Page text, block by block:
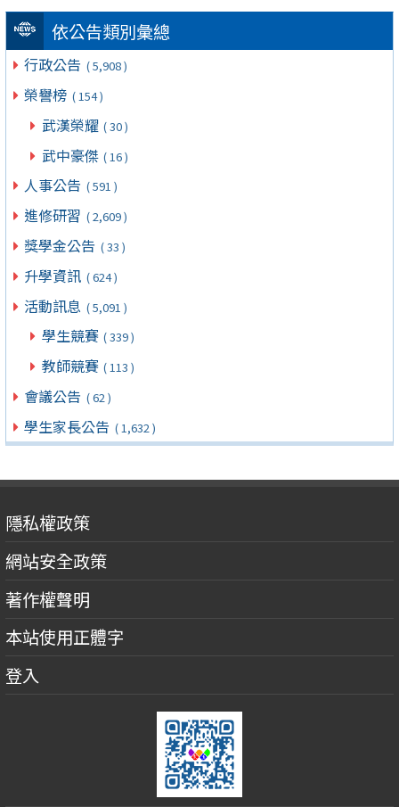
依公告類別彙總
行政公告 ( 5,908 )
榮譽榜 ( 154 )
武漢榮耀 ( 30 )
武中豪傑 ( 16 )
人事公告 ( 591 )
進修研習 ( 2,609 )
獎學金公告 ( 33 )
升學資訊 ( 624 )
活動訊息 ( 5,091 )
學生競賽 ( 339 )
教師競賽 ( 113 )
會議公告 ( 62 )
學生家長公告 ( 1,632 )
隱私權政策
網站安全政策
著作權聲明
本站使用正體字
登入